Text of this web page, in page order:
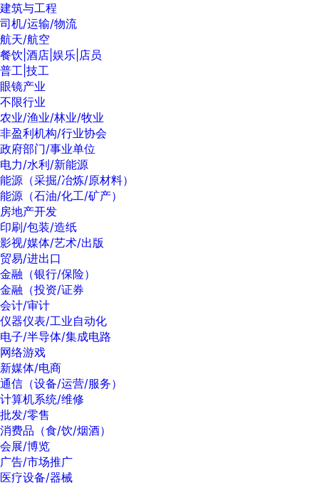
建筑与工程
司机/运输/物流
航天/航空
餐饮|酒店|娱乐|店员
普工|技工
眼镜产业
不限行业
农业/渔业/林业/牧业
非盈利机构/行业协会
政府部门/事业单位
电力/水利/新能源
能源（采掘/冶炼/原材料）
能源（石油/化工/矿产）
房地产开发
印刷/包装/造纸
影视/媒体/艺术/出版
贸易/进出口
金融（银行/保险）
金融（投资/证券
会计/审计
仪器仪表/工业自动化
电子/半导体/集成电路
网络游戏
新媒体/电商
通信（设备/运营/服务）
计算机系统/维修
批发/零售
消费品（食/饮/烟酒）
会展/博览
广告/市场推广
医疗设备/器械